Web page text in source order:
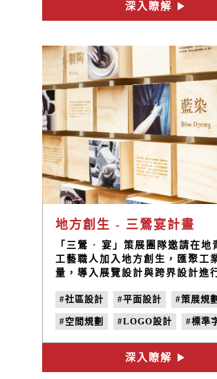
持每個細節，期望透過產品呈現
打鐵工藝，讓傳統打鐵技藝入廚
深入瞭解
地方創生 - 三鶯宴計畫
「三鶯 · 宴」策展團隊邀請在地
工藝職人加入地方創生，匯聚工
量，導入展覽設計與跨界設計進
主視覺設計完美具現了三鶯特色
髓，邀請觀者一同參與。
#社區設計 #平面設計 #策展規劃
#空間規劃 #LOGO設計 #標準
#色彩計畫 #地方創生 #社區營
#展覽視覺
深入瞭解